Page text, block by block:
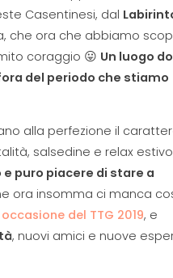
Casentinesi, dal
che ora che abbiamo
coraggio 😛 Un luogo
del periodo che stiamo
alla perfezione il
salsedine e relax
puro piacere di stare a
ora insomma ci manca
del TTG 2019, e
, nuovi amici e nuove